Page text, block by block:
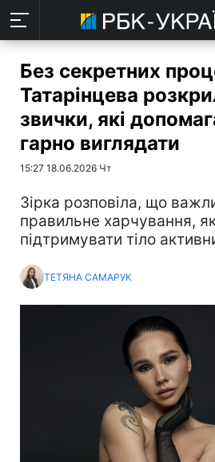
Без секретних
Татарінцева
звички, які
гарно виглядати
15:27 18.06.2026 Чт
Зірка розповіла, що
правильне харчування,
підтримувати тіло
ТЕТЯНА САМАРУК